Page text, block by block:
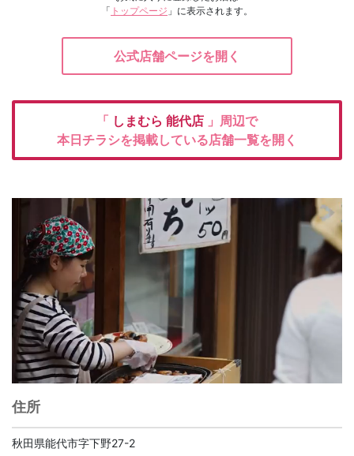
「 トップページ 」に表示されます。
公式店舗ページを開く
「 しまむら 能代店 」周辺で
本日チラシを掲載している店舗一覧を開く
住所
秋田県能代市字下野27-2